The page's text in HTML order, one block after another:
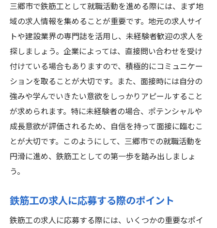
三郷市で鉄筋工として就職活動を進める際には、まず地
域の求人情報を集めることが重要です。地元の求人サイ
トや建設業界の専門誌を活用し、未経験者歓迎の求人を
探しましょう。企業によっては、直接問い合わせを受け
付けている場合もありますので、積極的にコミュニケー
ションを取ることが大切です。また、面接時には自分の
強みや学んでいきたい意欲をしっかりアピールすること
が求められます。特に未経験者の場合、ポテンシャルや
成長意欲が評価されるため、自信を持って面接に臨むこ
とが大切です。このようにして、三郷市での就職活動を
円滑に進め、鉄筋工としての第一歩を踏み出しましょ
う。
鉄筋工の求人に応募する際のポイント
鉄筋工の求人に応募する際には、いくつかの重要なポイ